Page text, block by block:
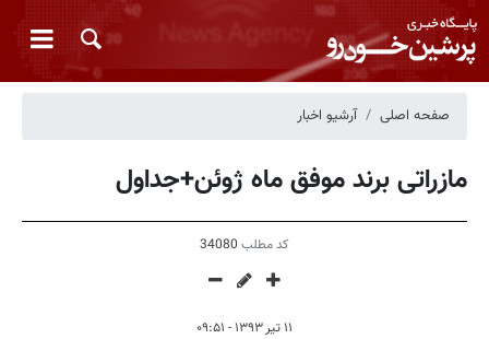
صفحه اصلی آرشیو اخبار
مازراتی برند موفق ماه ژوئن+جداول
کد مطلب 34080
۱۱ تیر ۱۳۹۳ - ۰۹:۵۱